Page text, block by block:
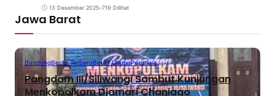
13 Desember 2025•719 Dilihat
Jawa Barat
BandungBerita TerbaruBerita UtamaPeristiwa
Pangdam III/Siliwangi Sambut Kunjungan
Menkopolkam Djamari Chaniago